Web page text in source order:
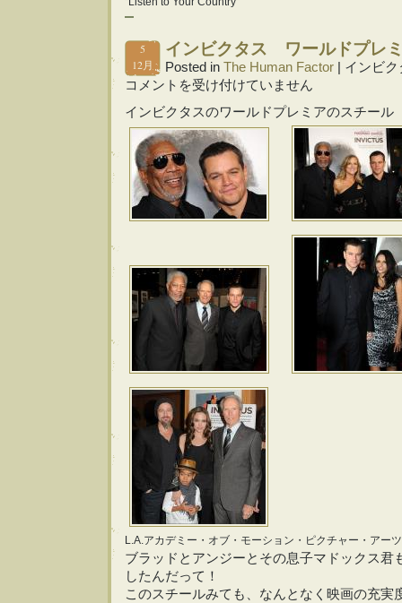
5
12月
インビクタス ワールドプレ
Posted in The Human Factor
インビ
コメントを受け付けていません
インビクタスのワールドプレミアのスチール
L.A.アカデミー・オブ・モーション・ピクチャー・アー
ブラッドとアンジーとその息子マドックス君
したんだって！
このスチールみても、なんとなく映画の充実